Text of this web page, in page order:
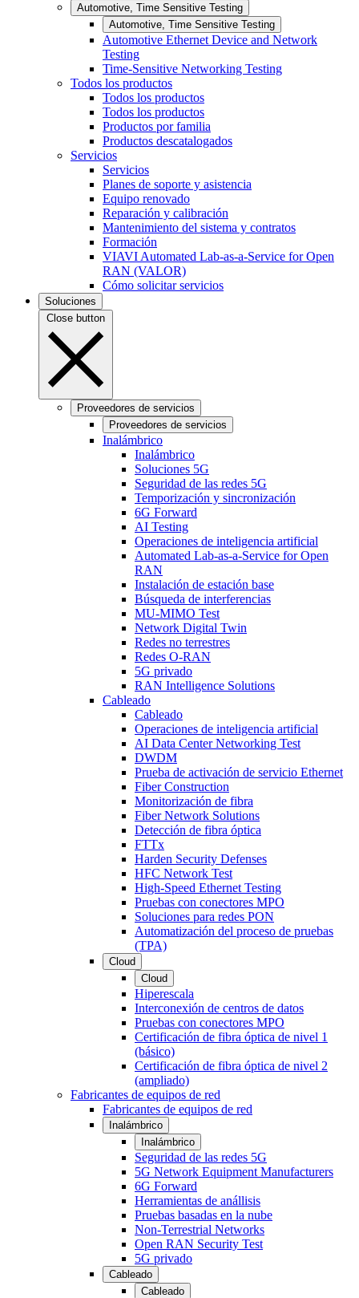
Automotive, Time Sensitive Testing
Automotive, Time Sensitive Testing
Automotive Ethernet Device and Network
Testing
Time-Sensitive Networking Testing
Todos los productos
Todos los productos
Todos los productos
Productos por familia
Productos descatalogados
Servicios
Servicios
Planes de soporte y asistencia
Equipo renovado
Reparación y calibración
Mantenimiento del sistema y contratos
Formación
VIAVI Automated Lab-as-a-Service for Open
RAN (VALOR)
Cómo solicitar servicios
Soluciones
Close button
Proveedores de servicios
Proveedores de servicios
Inalámbrico
Inalámbrico
Soluciones 5G
Seguridad de las redes 5G
Temporización y sincronización
6G Forward
AI Testing
Operaciones de inteligencia artificial
Automated Lab-as-a-Service for Open
RAN
Instalación de estación base
Búsqueda de interferencias
MU-MIMO Test
Network Digital Twin
Redes no terrestres
Redes O-RAN
5G privado
RAN Intelligence Solutions
Cableado
Cableado
Operaciones de inteligencia artificial
AI Data Center Networking Test
DWDM
Prueba de activación de servicio Ethernet
Fiber Construction
Monitorización de fibra
Fiber Network Solutions
Detección de fibra óptica
FTTx
Harden Security Defenses
HFC Network Test
High-Speed Ethernet Testing
Pruebas con conectores MPO
Soluciones para redes PON
Automatización del proceso de pruebas
(TPA)
Cloud
Cloud
Hiperescala
Interconexión de centros de datos
Pruebas con conectores MPO
Certificación de fibra óptica de nivel 1
(básico)
Certificación de fibra óptica de nivel 2
(ampliado)
Fabricantes de equipos de red
Fabricantes de equipos de red
Inalámbrico
Inalámbrico
Seguridad de las redes 5G
5G Network Equipment Manufacturers
6G Forward
Herramientas de anállisis
Pruebas basadas en la nube
Non-Terrestrial Networks
Open RAN Security Test
5G privado
Cableado
Cableado